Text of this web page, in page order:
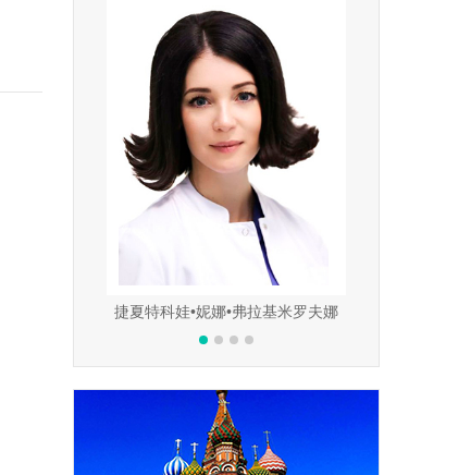
捷夏特科娃•妮娜•弗拉基米罗夫娜